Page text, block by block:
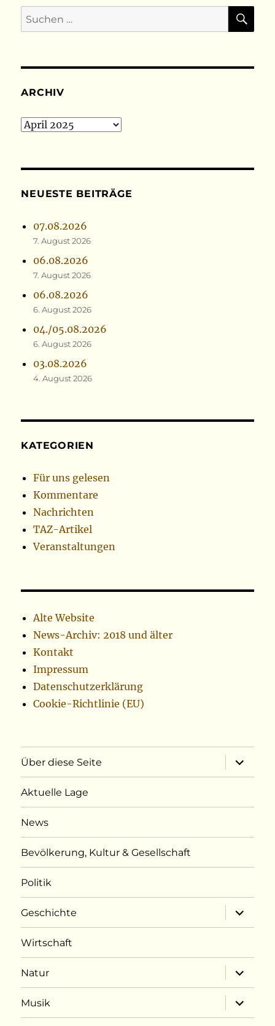
Suchen
nach:
ARCHIV
Archiv
NEUESTE BEITRÄGE
07.08.2026
7. August 2026
06.08.2026
7. August 2026
06.08.2026
6. August 2026
04./05.08.2026
6. August 2026
03.08.2026
4. August 2026
KATEGORIEN
Für uns gelesen
Kommentare
Nachrichten
TAZ-Artikel
Veranstaltungen
Alte Website
News-Archiv: 2018 und älter
Kontakt
Impressum
Datenschutzerklärung
Cookie-Richtlinie (EU)
Über diese Seite
öffnen
Aktuelle Lage
News
Bevölkerung, Kultur & Gesellschaft
Politik
Geschichte
öffnen
Wirtschaft
Natur
öffnen
Musik
öffnen